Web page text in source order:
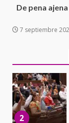
De pena
7 septiembre
3